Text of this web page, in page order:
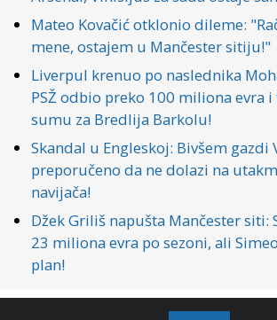
Mateo Kovačić otklonio dileme:
mene, ostajem u Mančester sitiju!"
Liverpul krenuo po naslednika
PSŽ odbio preko 100 miliona evra
sumu za Bredlija Barkolu!
Skandal u Engleskoj: Bivšem gazdi
preporučeno da ne dolazi na
navijača!
Džek Griliš napušta Mančester siti:
23 miliona evra po sezoni, ali
plan!